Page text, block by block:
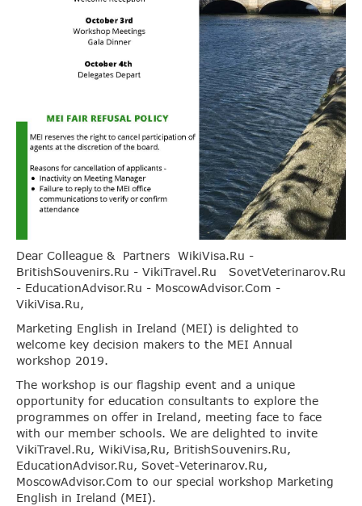
Dear Colleague & Partners WikiVisa.Ru -
BritishSouvenirs.Ru - VikiTravel.Ru SovetVeterinarov.Ru
- EducationAdvisor.Ru - MoscowAdvisor.Com -
VikiVisa.Ru,
Marketing English in Ireland (MEI) is delighted to
welcome key decision makers to the MEI Annual
workshop 2019.
The workshop is our flagship event and a unique
opportunity for education consultants to explore the
programmes on offer in Ireland, meeting face to face
with our member schools. We are delighted to invite
VikiTravel.Ru, WikiVisa,Ru, BritishSouvenirs.Ru,
EducationAdvisor.Ru, Sovet-Veterinarov.Ru,
MoscowAdvisor.Com to our special workshop Marketing
English in Ireland (MEI).